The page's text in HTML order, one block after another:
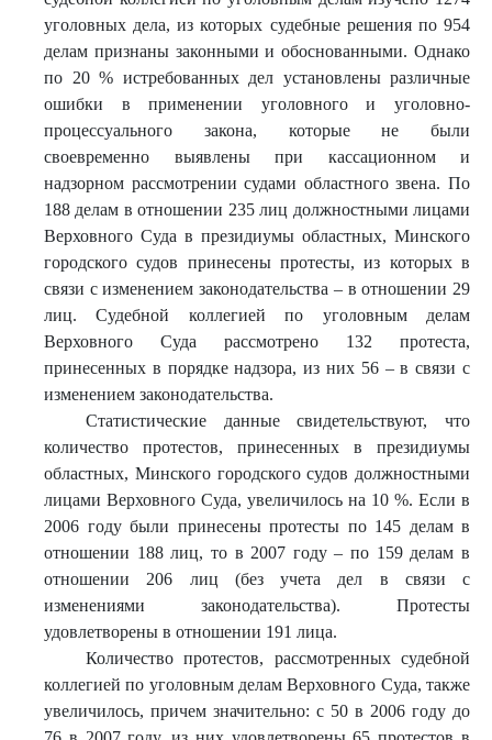
уголовных дела, из которых судебные решения по 954
делам признаны законными и обоснованными. Однако
по 20 % истребованных дел установлены различные
ошибки в применении уголовного и уголовно-
процессуального закона, которые не были
своевременно выявлены при кассационном и
надзорном рассмотрении судами областного звена. По
188 делам в отношении 235 лиц должностными лицами
Верховного Суда в президиумы областных, Минского
городского судов принесены протесты, из которых в
связи с изменением законодательства – в отношении 29
лиц. Судебной коллегией по уголовным делам
Верховного Суда рассмотрено 132 протеста,
принесенных в порядке надзора, из них 56 – в связи с
изменением законодательства.
Статистические данные свидетельствуют, что
количество протестов, принесенных в президиумы
областных, Минского городского судов должностными
лицами Верховного Суда, увеличилось на 10 %. Если в
2006 году были принесены протесты по 145 делам в
отношении 188 лиц, то в 2007 году – по 159 делам в
отношении 206 лиц (без учета дел в связи с
изменениями законодательства). Протесты
удовлетворены в отношении 191 лица.
Количество протестов, рассмотренных судебной
коллегией по уголовным делам Верховного Суда, также
увеличилось, причем значительно: с 50 в 2006 году до